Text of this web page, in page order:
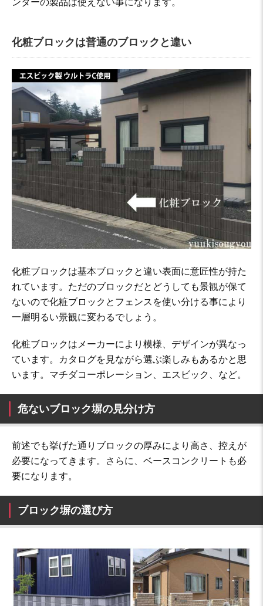
ンターの製品は使えない事になります。
化粧ブロックは普通のブロックと違い
化粧ブロックは基本ブロックと違い表面に意匠性が持た
れています。ただのブロックだとどうしても景観が保て
ないので化粧ブロックとフェンスを使い分ける事により
一層明るい景観に変わるでしょう。
化粧ブロックはメーカーにより模様、デザインが異なっ
ています。カタログを見ながら選ぶ楽しみもあるかと思
います。マチダコーポレーション、エスビック、など。
危ないブロック塀の見分け方
前述でも挙げた通りブロックの厚みにより高さ、控えが
必要になってきます。さらに、ベースコンクリートも必
要になります。
ブロック塀の選び方